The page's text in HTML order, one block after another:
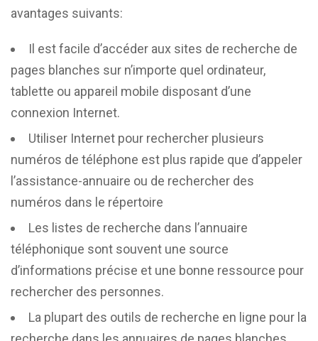
avantages suivants:
Il est facile d’accéder aux sites de recherche de
pages blanches sur n’importe quel ordinateur,
tablette ou appareil mobile disposant d’une
connexion Internet.
Utiliser Internet pour rechercher plusieurs
numéros de téléphone est plus rapide que d’appeler
l’assistance-annuaire ou de rechercher des
numéros dans le répertoire
Les listes de recherche dans l’annuaire
téléphonique sont souvent une source
d’informations précise et une bonne ressource pour
rechercher des personnes.
La plupart des outils de recherche en ligne pour la